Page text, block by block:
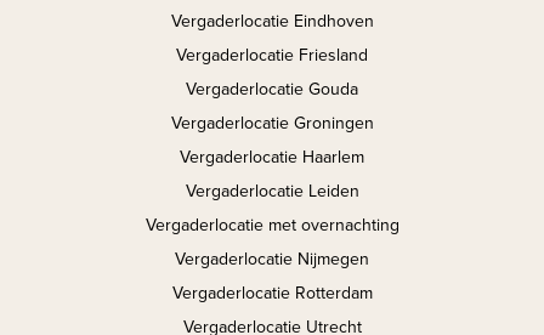
Vergaderlocatie Eindhoven
Vergaderlocatie Friesland
Vergaderlocatie Gouda
Vergaderlocatie Groningen
Vergaderlocatie Haarlem
Vergaderlocatie Leiden
Vergaderlocatie met overnachting
Vergaderlocatie Nijmegen
Vergaderlocatie Rotterdam
Vergaderlocatie Utrecht